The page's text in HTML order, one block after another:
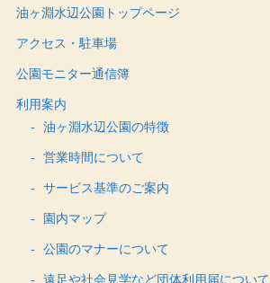
油ヶ淵水辺公園トップページ
アクセス・駐車場
公園モニター通信簿
利用案内
油ヶ淵水辺公園の特徴
営業時間について
サービス基準のご案内
園内マップ
公園のマナーについて
遠足や社会見学など団体利用届について